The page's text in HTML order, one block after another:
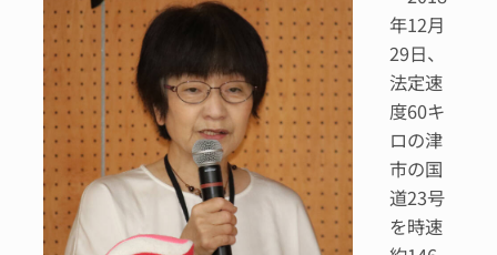
年12月
29日、
法定速
度60キ
ロの津
市の国
道23号
を時速